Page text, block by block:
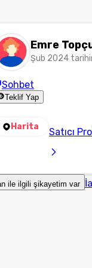
Emre
Şub 2024
Sohbet
Teklif Yap
Harita Satıcı
ile ilgili şikayetim var